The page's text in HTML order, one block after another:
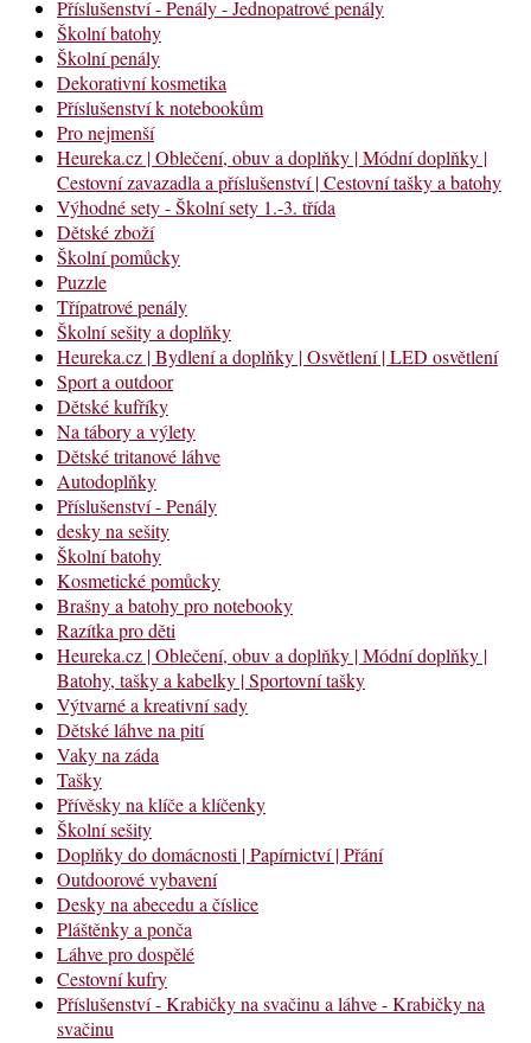
Příslušenství - Penály - Jednopatrové penály
Školní batohy
Školní penály
Dekorativní kosmetika
Příslušenství k notebookům
Pro nejmenší
Heureka.cz | Oblečení, obuv a doplňky | Módní doplňky |
Cestovní zavazadla a příslušenství | Cestovní tašky a batohy
Výhodné sety - Školní sety 1.-3. třída
Dětské zboží
Školní pomůcky
Puzzle
Třípatrové penály
Školní sešity a doplňky
Heureka.cz | Bydlení a doplňky | Osvětlení | LED osvětlení
Sport a outdoor
Dětské kufříky
Na tábory a výlety
Dětské tritanové láhve
Autodoplňky
Příslušenství - Penály
desky na sešity
Školní batohy
Kosmetické pomůcky
Brašny a batohy pro notebooky
Razítka pro děti
Heureka.cz | Oblečení, obuv a doplňky | Módní doplňky |
Batohy, tašky a kabelky | Sportovní tašky
Výtvarné a kreativní sady
Dětské láhve na pití
Vaky na záda
Tašky
Přívěsky na klíče a klíčenky
Školní sešity
Doplňky do domácnosti | Papírnictví | Přání
Outdoorové vybavení
Desky na abecedu a číslice
Pláštěnky a ponča
Láhve pro dospělé
Cestovní kufry
Příslušenství - Krabičky na svačinu a láhve - Krabičky na
svačinu